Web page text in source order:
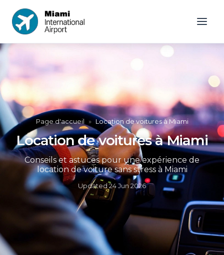
Page d'accueil » Location de voitures à Miami
Location de voitures à Miami
Conseils et astuces pour une expérience de
location de voiture sans stress à Miami
Updated24 Jun 2026